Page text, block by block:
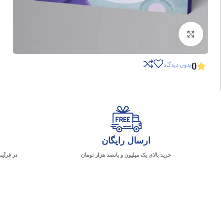
0بدون دیدگاه
ارسال رایگان
خرید بالای یک میلیون و پانصد هزار تومان در